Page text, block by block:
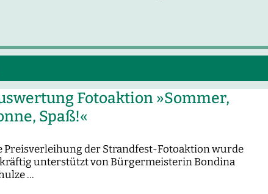
Fotoaktion »Sommer,
Spaß!«
Preisverleihung der Strandfest-Fotoaktion wurde
unterstützt von Bürgermeisterin Bondina
…